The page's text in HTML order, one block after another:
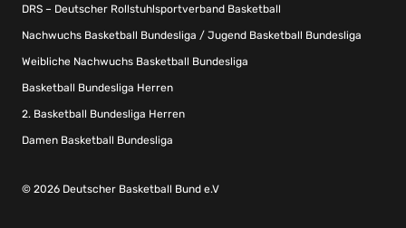
DRS – Deutscher Rollstuhlsportverband Basketball
Nachwuchs Basketball Bundesliga / Jugend Basketball Bundesliga
Weibliche Nachwuchs Basketball Bundesliga
Basketball Bundesliga Herren
2. Basketball Bundesliga Herren
Damen Basketball Bundesliga
© 2026 Deutscher Basketball Bund e.V